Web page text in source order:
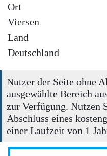
Ort
Viersen
Land
Deutschland
Nutzer der Seite ohne
ausgewählte Bereich
zur Verfügung. Nutzen
Abschluss eines
einer Laufzeit von 1